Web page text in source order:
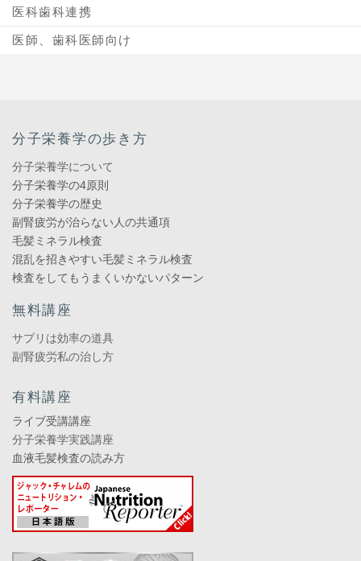
医科歯科連携
医師、歯科医師向け
分子栄養学の歩き方
分子栄養学について
分子栄養学の4原則
分子栄養学の歴史
副腎疲労が治らない人の共通項
毛髪ミネラル検査
混乱を招きやすい毛髪ミネラル検査
検査をしてもうまくいかないパターン
無料講座
サプリは効率の道具
副腎疲労私の治し方
有料講座
ライブ受講講座
分子栄養学実践講座
血液毛髪検査の読み方